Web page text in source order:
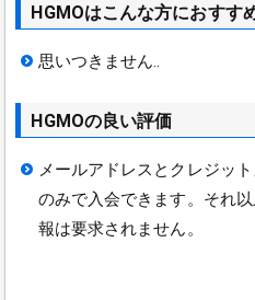
HGMOはこんな方におすす
思いつきません‥
HGMOの良い評価
メールアドレスとクレジッ
のみで入会できます。それ
報は要求されません。